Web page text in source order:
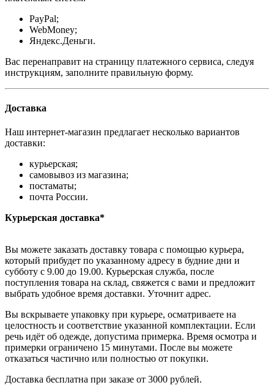
PayPal;
WebMoney;
Яндекс.Деньги.
Вас перенаправит на страницу платежного сервиса, следуя
инструкциям, заполните правильную форму.
Доставка
Наш интернет-магазин предлагает несколько вариантов
доставки:
курьерская;
самовывоз из магазина;
постаматы;
почта России.
Курьерская доставка*
Вы можете заказать доставку товара с помощью курьера,
который прибудет по указанному адресу в будние дни и
субботу с 9.00 до 19.00. Курьерская служба, после
поступления товара на склад, свяжется с вами и предложит
выбрать удобное время доставки. Уточнит адрес.
Вы вскрываете упаковку при курьере, осматриваете на
целостность и соответствие указанной комплектации. Если
речь идёт об одежде, допустима примерка. Время осмотра и
примерки ограничено 15 минутами. После вы можете
отказаться частично или полностью от покупки.
Доставка бесплатна при заказе от 3000 рублей.